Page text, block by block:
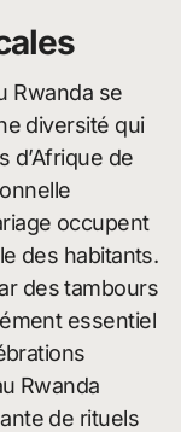
Rwanda se
diversité qui
d’Afrique de
occupent
des habitants.
des tambours
essentiel
Rwanda
de rituels